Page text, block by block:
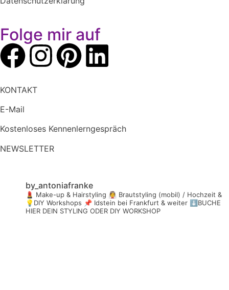
Folge mir auf
KONTAKT
E-Mail
Kostenloses Kennenlerngespräch
NEWSLETTER
by_antoniafranke
💄 Make-up & Hairstyling 👰 Brautstyling (mobil) / Hochzeit &
💡DIY Workshops 📌 Idstein bei Frankfurt & weiter ⬇️BUCHE
HIER DEIN STYLING ODER DIY WORKSHOP